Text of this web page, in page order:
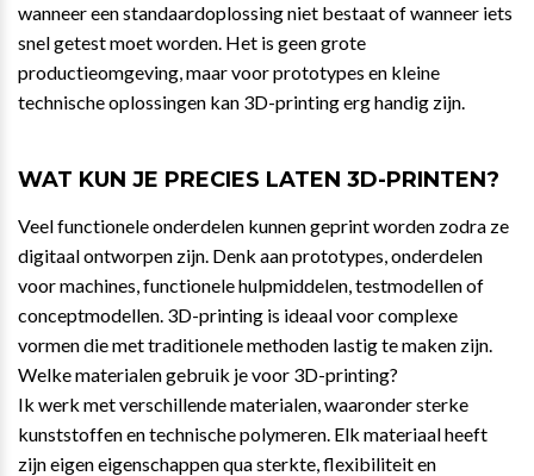
wanneer een standaardoplossing niet bestaat of wanneer iets
snel getest moet worden. Het is geen grote
productieomgeving, maar voor prototypes en kleine
technische oplossingen kan 3D-printing erg handig zijn.
WAT KUN JE PRECIES LATEN 3D-PRINTEN?
Veel functionele onderdelen kunnen geprint worden zodra ze
digitaal ontworpen zijn. Denk aan prototypes, onderdelen
voor machines, functionele hulpmiddelen, testmodellen of
conceptmodellen. 3D-printing is ideaal voor complexe
vormen die met traditionele methoden lastig te maken zijn.
Welke materialen gebruik je voor 3D-printing?
Ik werk met verschillende materialen, waaronder sterke
kunststoffen en technische polymeren. Elk materiaal heeft
zijn eigen eigenschappen qua sterkte, flexibiliteit en